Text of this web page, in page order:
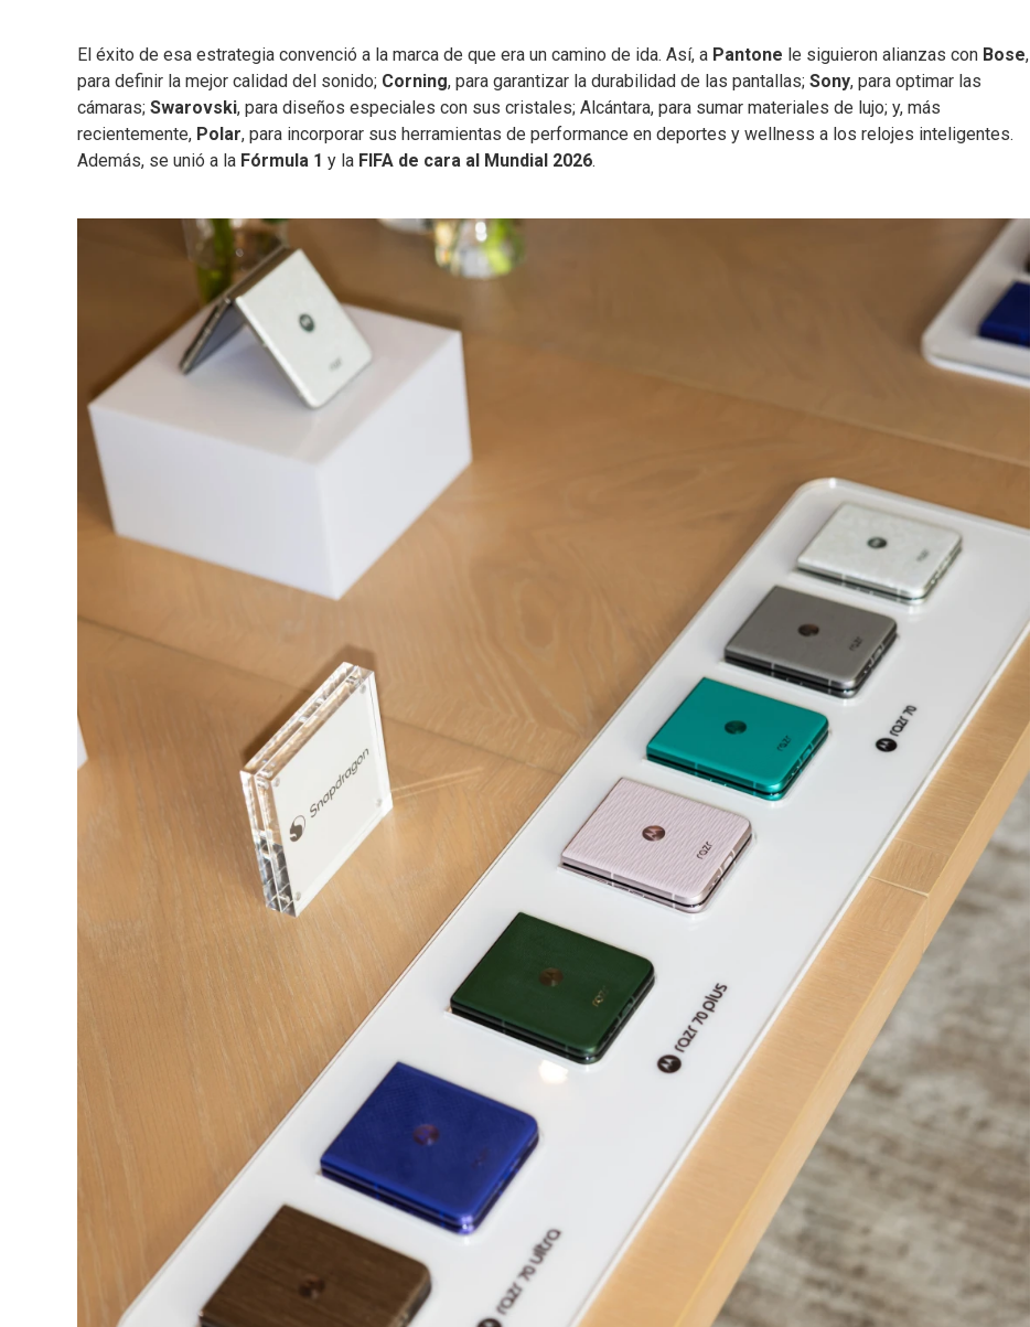
El éxito de esa estrategia convenció a la marca de que era un camino de ida. Así, a Pantone le siguieron alianzas con Bose,
para definir la mejor calidad del sonido; Corning, para garantizar la durabilidad de las pantallas; Sony, para optimar las
cámaras; Swarovski, para diseños especiales con sus cristales; Alcántara, para sumar materiales de lujo; y, más
recientemente, Polar, para incorporar sus herramientas de performance en deportes y wellness a los relojes inteligentes.
Además, se unió a la Fórmula 1 y la FIFA de cara al Mundial 2026.